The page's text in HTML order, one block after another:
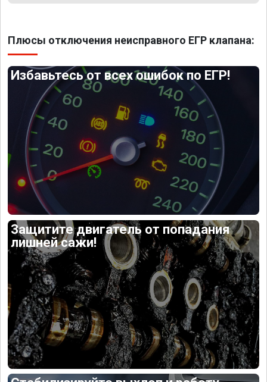
Плюсы отключения неисправного ЕГР клапана:
Избавьтесь от всех ошибок по ЕГР!
Защитите двигатель от попадания
лишней сажи!